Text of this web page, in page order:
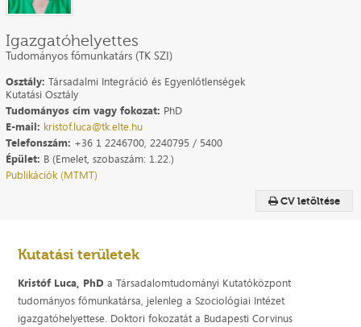
CV letöltése
Igazgatóhelyettes
Tudományos főmunkatárs (TK SZI)
Osztály: Társadalmi Integráció és Egyenlőtlenségek
Kutatási Osztály
Tudományos cím vagy fokozat: PhD
E-mail: kristof.luca@tk.elte.hu
Telefonszám: +36 1 2246700, 2240795 / 5400
Épület: B (Emelet, szobaszám: 1.22.)
Publikációk (MTMT)
Kutatási területek
Kristóf Luca, PhD a Társadalomtudományi Kutatóközpont
tudományos főmunkatársa, jelenleg a Szociológiai Intézet
igazgatóhelyettese. Doktori fokozatát a Budapesti Corvinus